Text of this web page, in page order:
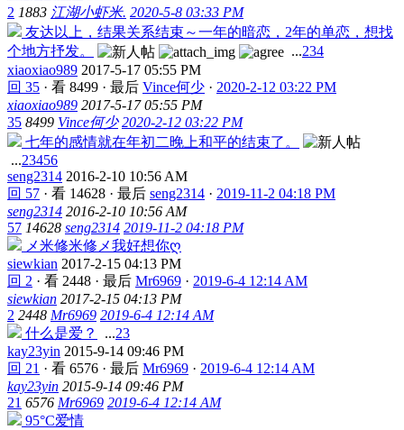
2 1883 江湖小虾米. 2020-5-8 03:33 PM
友达以上，结果关系结束～一年的暗恋，2年的单恋，想找
个地方抒发。
...234
xiaoxiao989 2017-5-17 05:55 PM
回 35 · 看 8499 · 最后 Vince何少 · 2020-2-12 03:22 PM
xiaoxiao989 2017-5-17 05:55 PM
35 8499 Vince何少 2020-2-12 03:22 PM
七年的感情就在年初二晚上和平的结束了。
...23456
seng2314 2016-2-10 10:56 AM
回 57 · 看 14628 · 最后 seng2314 · 2019-11-2 04:18 PM
seng2314 2016-2-10 10:56 AM
57 14628 seng2314 2019-11-2 04:18 PM
メ米修米修メ我好想你ღ
siewkian 2017-2-15 04:13 PM
回 2 · 看 2448 · 最后 Mr6969 · 2019-6-4 12:14 AM
siewkian 2017-2-15 04:13 PM
2 2448 Mr6969 2019-6-4 12:14 AM
什么是爱？
...23
kay23yin 2015-9-14 09:46 PM
回 21 · 看 6576 · 最后 Mr6969 · 2019-6-4 12:14 AM
kay23yin 2015-9-14 09:46 PM
21 6576 Mr6969 2019-6-4 12:14 AM
95°C爱情